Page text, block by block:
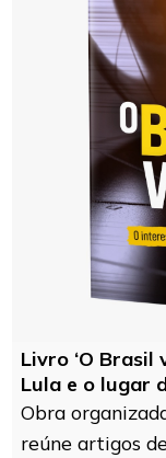
Livro ‘O Brasil
Lula e o lugar
Obra
reúne artigos